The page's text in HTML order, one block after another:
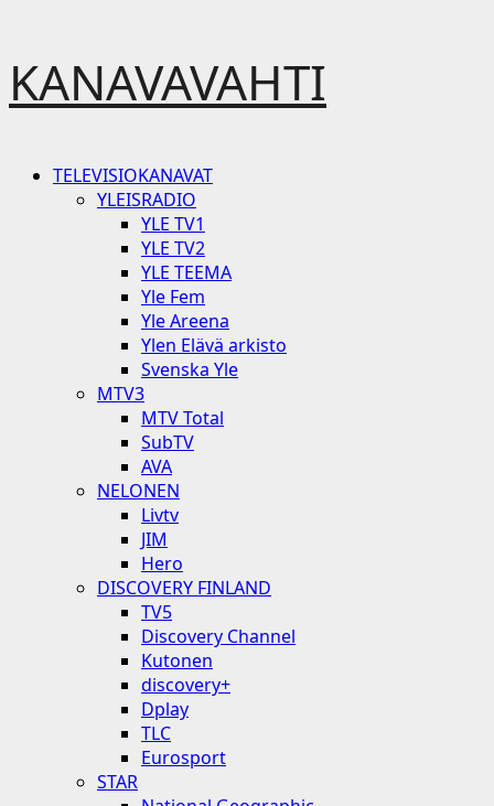
to
content
KANAVAVAHTI
PrimaryTELEVISIOKANAVAT
YLEISRADIO
YLE TV1
YLE TV2
YLE TEEMA
Yle Fem
Yle Areena
Ylen Elävä arkisto
Svenska Yle
MTV3
MTV Total
SubTV
AVA
NELONEN
Livtv
JIM
Hero
DISCOVERY FINLAND
TV5
Discovery Channel
Kutonen
discovery+
Dplay
TLC
Eurosport
STAR